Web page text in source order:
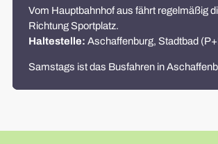
Vom Hauptbahnhof aus fährt regelmäßig
Richtung Sportplatz.
Haltestelle: Aschaffenburg, Stadtbad
Samstags ist das Busfahren in